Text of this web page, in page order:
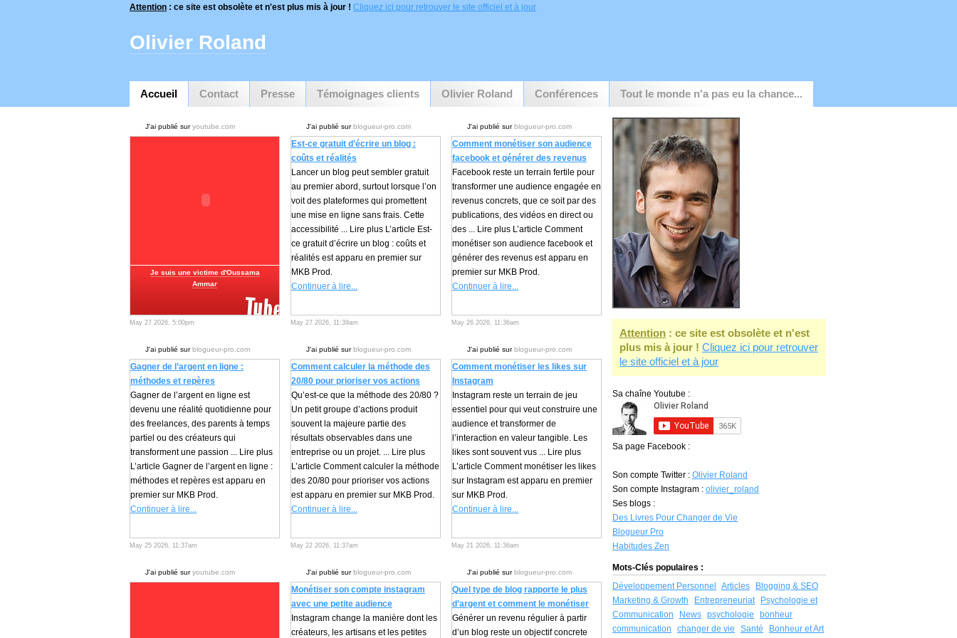
Attention : ce site est obsolète et n'est plus mis à jour ! Cliquez ici pour retrouver le site officiel et à jour
Accueil Contact Presse Témoignages clients Olivier Roland Conférences Tout le monde n'a pas eu la chance...
Olivier Roland
J'ai publié suryoutube.com
Je suis une victime d'Oussama
Ammar
May 27 2026, 5:00pm
J'ai publié surblogueur-pro.com
Est-ce gratuit d’écrire un blog :
coûts et réalités
Lancer un blog peut sembler gratuit
au premier abord, surtout lorsque l’on
voit des plateformes qui promettent
une mise en ligne sans frais. Cette
accessibilité ... Lire plus L’article Est-
ce gratuit d’écrire un blog : coûts et
réalités est apparu en premier sur
MKB Prod.
Continuer à lire...
May 27 2026, 11:39am
J'ai publié surblogueur-pro.com
Comment monétiser son audience
facebook et générer des revenus
Facebook reste un terrain fertile pour
transformer une audience engagée en
revenus concrets, que ce soit par des
publications, des vidéos en direct ou
des ... Lire plus L’article Comment
monétiser son audience facebook et
générer des revenus est apparu en
premier sur MKB Prod.
Continuer à lire...
May 26 2026, 11:36am
J'ai publié surblogueur-pro.com
Gagner de l’argent en ligne :
méthodes et repères
Gagner de l’argent en ligne est
devenu une réalité quotidienne pour
des freelances, des parents à temps
partiel ou des créateurs qui
transforment une passion ... Lire plus
L’article Gagner de l’argent en ligne :
méthodes et repères est apparu en
premier sur MKB Prod.
Continuer à lire...
May 25 2026, 11:37am
J'ai publié surblogueur-pro.com
Comment calculer la méthode des
20/80 pour prioriser vos actions
Qu’est-ce que la méthode des 20/80 ?
Un petit groupe d’actions produit
souvent la majeure partie des
résultats observables dans une
entreprise ou un projet. ... Lire plus
L’article Comment calculer la méthode
des 20/80 pour prioriser vos actions
est apparu en premier sur MKB Prod.
Continuer à lire...
May 22 2026, 11:37am
J'ai publié surblogueur-pro.com
Comment monétiser les likes sur
Instagram
Instagram reste un terrain de jeu
essentiel pour qui veut construire une
audience et transformer de
l’interaction en valeur tangible. Les
likes sont souvent vus ... Lire plus
L’article Comment monétiser les likes
sur Instagram est apparu en premier
sur MKB Prod.
Continuer à lire...
May 21 2026, 11:36am
J'ai publié suryoutube.com J'ai publié surblogueur-pro.com
Monétiser son compte instagram
avec une petite audience
Instagram change la manière dont les
créateurs, les artisans et les petites
J'ai publié surblogueur-pro.com
Quel type de blog rapporte le plus
d’argent et comment le monétiser
Générer un revenu régulier à partir
d’un blog reste un objectif concrete
Attention : ce site est obsolète et n'est
plus mis à jour ! Cliquez ici pour retrouver
le site officiel et à jour
Sa chaîne Youtube :
Sa page Facebook :
Son compte Twitter : Olivier Roland
Son compte Instagram : olivier_roland
Ses blogs :
Des Livres Pour Changer de Vie
Blogueur Pro
Habitudes Zen
Mots-Clés populaires :
Développement Personnel
Articles
Blogging & SEO
Marketing & Growth
Entrepreneuriat
Psychologie et
Communication
News psychologie
bonheur
communication
changer de vie Santé Bonheur et Art